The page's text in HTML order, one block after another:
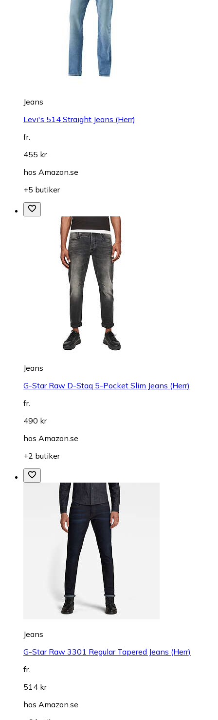
Jeans
Levi's 514 Straight Jeans (Herr)
fr.
455 kr
hos Amazon.se
+5 butiker
Jeans
G-Star Raw D-Staq 5-Pocket Slim Jeans (Herr)
fr.
490 kr
hos Amazon.se
+2 butiker
Jeans
G-Star Raw 3301 Regular Tapered Jeans (Herr)
fr.
514 kr
hos Amazon.se